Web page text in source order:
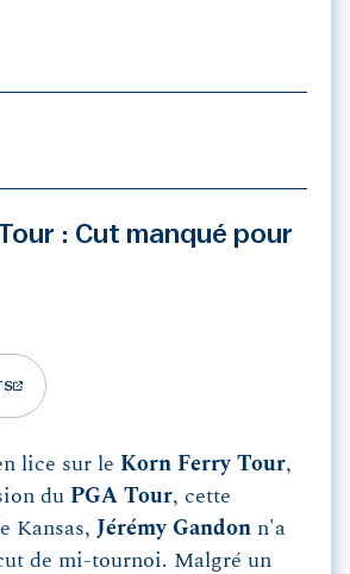
: Cut manqué pour
lice sur le Korn Ferry Tour,
du PGA Tour, cette
Kansas, Jérémy Gandon n'a
de mi-tournoi. Malgré un